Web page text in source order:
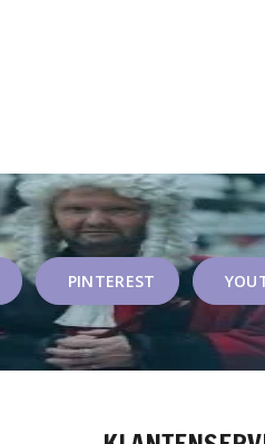
PINTEREST